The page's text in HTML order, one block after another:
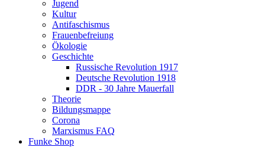
Jugend
Kultur
Antifaschismus
Frauenbefreiung
Ökologie
Geschichte
Russische Revolution 1917
Deutsche Revolution 1918
DDR - 30 Jahre Mauerfall
Theorie
Bildungsmappe
Corona
Marxismus FAQ
Funke Shop